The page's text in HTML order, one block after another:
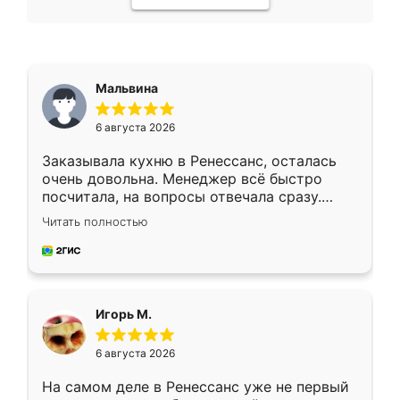
Мальвина
6 августа 2026
Заказывала кухню в Ренессанс, осталась
очень довольна. Менеджер всё быстро
посчитала, на вопросы отвечала сразу.
Замерщик приехал в субботу, подошёл к
делу со всей ответственностью. Собрали
за день, ребята работали аккуратно, даже
Читать полностью
Игорь М.
6 августа 2026
На самом деле в Ренессанс уже не первый